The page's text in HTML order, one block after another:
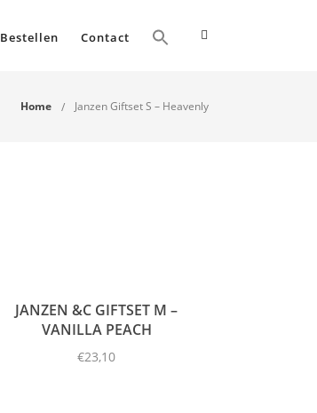
Bestellen Contact
Home Janzen Giftset S – Heavenly
JANZEN &C GIFTSET M –
VANILLA PEACH
€23,10